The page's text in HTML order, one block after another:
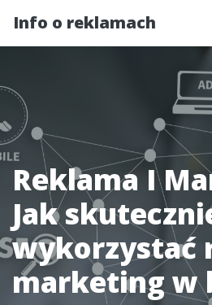
Info o reklamach
Reklama I
Jak
wykorzystać
marketing w